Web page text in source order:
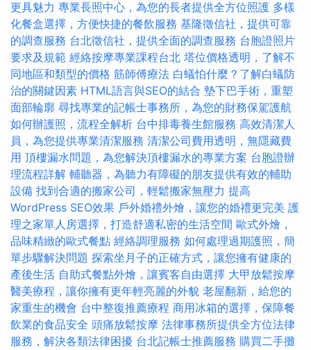
更具魅力 專業長照中心，為您的長者提供全方位照護 多樣
化餐盒選擇，方便快捷的餐飲服務 基隆徵信社，提供可靠
的調查服務 台北徵信社，提供全面的調查服務 台胞證照片
要求及規範 經絡按摩專業課程台北 塔位價格透明，了解不
同地區和類型的價格 筋師傅療法 白蟻怕什麼？了解白蟻防
治的關鍵因素 HTML語言與SEO的結合 墊下巴手術，重塑
面部輪廓 尋找專業的記帳士事務所，為您的財務保駕護航
如何辦護照，流程全解析 台中排毒養生館服務 高效清潔人
員，為您提供專業清潔服務 清潔公司費用透明，無隱藏費
用 頂樓漏水問題，為您解決頂樓漏水的專業方案 台胞證辦
理流程詳解 輔聽器，為聽力有障礙的朋友提供有效的輔助
設備 找到合適的搬家公司，輕鬆搬家無壓力 提高
WordPress SEO效果 戶外婚禮外燴，讓您的婚禮更完美 護
理之家單人房選擇，打造舒適私密的生活空間 歐式外燴，
品味精緻的歐式餐點 經絡調理服務 如何處理過期護照，簡
單步驟解決問題 探索坐月子的正確方式，讓您擁有健康的
產後生活 自助式餐點外燴，讓賓客自由選擇 大甲放鬆按摩
醫美療程，讓你擁有更年輕亮麗的外貌 老屋翻新，給您的
家重生的機會 台中整復推薦療程 商用冰箱的選擇，保障餐
飲業的食品安全 頭痛放鬆按摩 法律事務所提供全方位法律
服務，解決各類法律困擾 台北記帳士推薦服務 購買二手攤